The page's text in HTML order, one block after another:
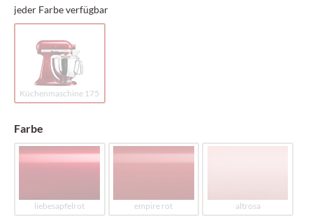
jeder Farbe verfügbar
Küchenmaschine 175
Farbe
liebesapfelrot empire rot altrosa